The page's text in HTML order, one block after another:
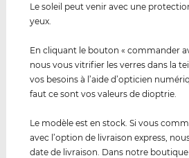
Le soleil peut venir avec une
yeux.
En cliquant le bouton « commander
nous vous vitrifier les verres dans la
vos besoins à l’aide d’opticien
faut ce sont vos valeurs de dioptrie.
Le modèle est en stock. Si vous
avec l’option de livraison express,
date de livraison. Dans notre